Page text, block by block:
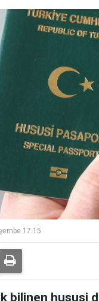
17:15
bilinen hususi